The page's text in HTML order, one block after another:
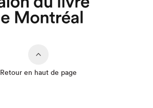
Retour en haut de page